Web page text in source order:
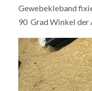
Gewebekleband
90 Grad Winkel der